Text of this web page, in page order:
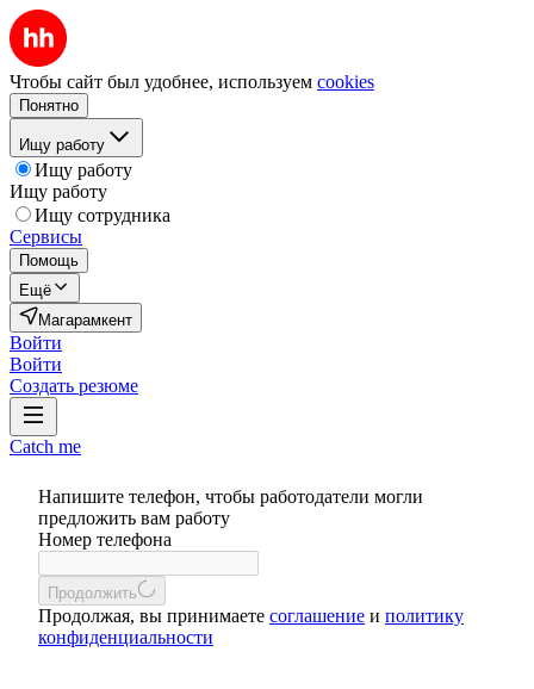
Чтобы сайт был удобнее, используем cookies
Понятно
Ищу работу
Ищу работу
Ищу работу
Ищу сотрудника
Сервисы
Помощь
Ещё
Магарамкент
Войти
Войти
Создать резюме
Catch me
Напишите телефон, чтобы работодатели могли
предложить вам работу
Номер телефона
Продолжить
Продолжая, вы принимаете соглашение и политику
конфиденциальности